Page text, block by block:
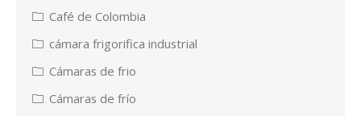
Café de Colombia
cámara frigorifica industrial
Cámaras de frio
Cámaras de frío